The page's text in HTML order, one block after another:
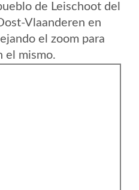
de Leischoot del
Vlaanderen en
el zoom para
el mismo.